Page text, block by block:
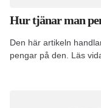
Hur tjänar man
Den här artikeln
pengar på den. Läs